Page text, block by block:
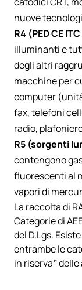
nuove
R4 (PED CE
illuminanti e
degli altri
macchine per
computer
fax, telefoni
radio,
R5 (sorgenti
contengono
fluorescenti al
vapori di
La raccolta di
Categorie di
del D.Lgs.
entrambe le
in riserva”